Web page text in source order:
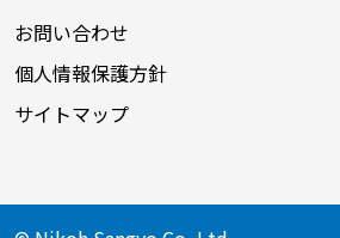
お問い合わせ
個人情報保護方針
サイトマップ